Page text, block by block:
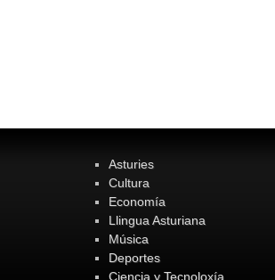
Asturies
Cultura
Economía
Llingua Asturiana
Música
Deportes
Ciencia y Tecnoloxía